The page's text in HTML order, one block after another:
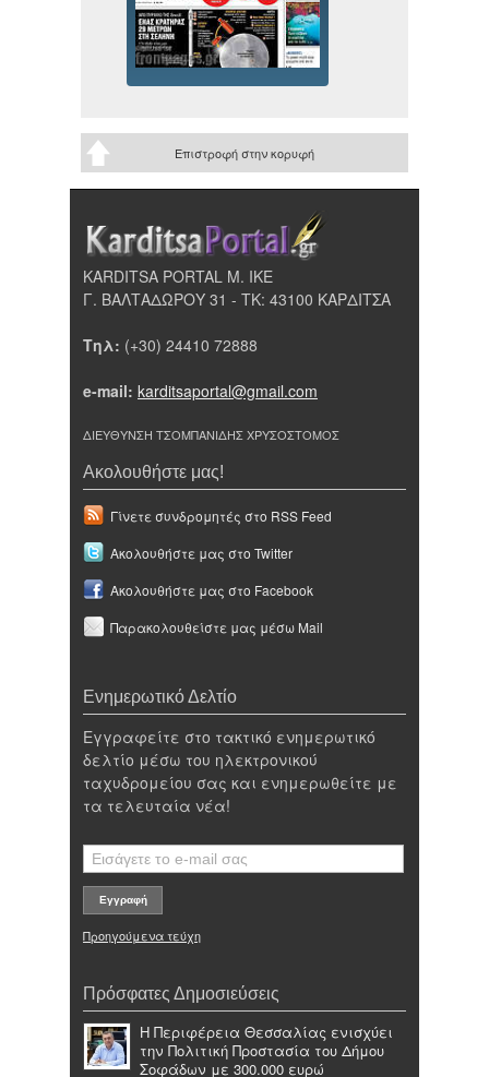
Επιστροφή στην κορυφή
KARDITSA PORTAL Μ. ΙΚΕ
Γ. ΒΑΛΤΑΔΩΡΟΥ 31 - ΤΚ: 43100 ΚΑΡΔΙΤΣΑ
Τηλ: (+30) 24410 72888
e-mail: karditsaportal@gmail.com
ΔΙΕΥΘΥΝΣΗ ΤΣΟΜΠΑΝΙΔΗΣ ΧΡΥΣΟΣΤΟΜΟΣ
Ακολουθήστε μας!
Γίνετε συνδρομητές στο RSS Feed
Ακολουθήστε μας στο Twitter
Ακολουθήστε μας στο Facebook
Παρακολουθείστε μας μέσω Mail
Ενημερωτικό Δελτίο
Εγγραφείτε στο τακτικό ενημερωτικό
δελτίο μέσω του ηλεκτρονικού
ταχυδρομείου σας και ενημερωθείτε με
τα τελευταία νέα!
Προηγούμενα τεύχη
Πρόσφατες Δημοσιεύσεις
Η Περιφέρεια Θεσσαλίας ενισχύει
την Πολιτική Προστασία του Δήμου
Σοφάδων με 300.000 ευρώ